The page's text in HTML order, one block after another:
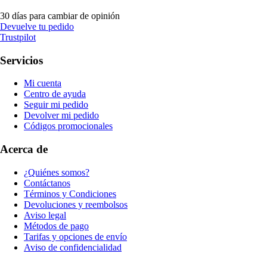
30 días para cambiar de opinión
Devuelve tu pedido
Trustpilot
Servicios
Mi cuenta
Centro de ayuda
Seguir mi pedido
Devolver mi pedido
Códigos promocionales
Acerca de
¿Quiénes somos?
Contáctanos
Términos y Condiciones
Devoluciones y reembolsos
Aviso legal
Métodos de pago
Tarifas y opciones de envío
Aviso de confidencialidad